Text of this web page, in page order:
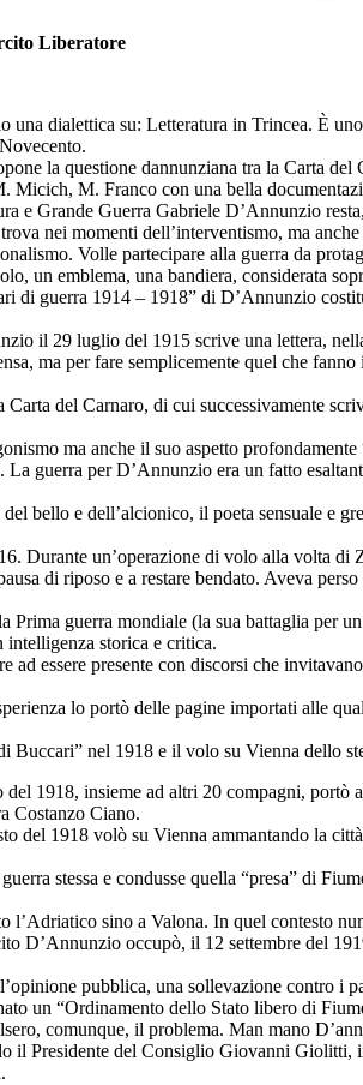
Liberatore
dialettica su: Letteratura in Trincea. È
la questione dannunziana tra la Carta
M. Franco con una bella
e Grande Guerra Gabriele D’Annunzio
nei momenti dell’interventismo, ma
Volle partecipare alla guerra da
un emblema, una bandiera, considerata
di guerra 1914 – 1918” di D’Annunzio
il 29 luglio del 1915 scrive una lettera,
ma per fare semplicemente quel che
del Carnaro, di cui successivamente
ma anche il suo aspetto
guerra per D’Annunzio era un fatto
bello e dell’alcionico, il poeta sensuale e
Durante un’operazione di volo alla volta
di riposo e a restare bendato. Aveva
guerra mondiale (la sua battaglia per
storica e critica.
essere presente con discorsi che
lo portò delle pagine importati alle
Buccari” nel 1918 e il volo su Vienna dello
1918, insieme ad altri 20 compagni,
Costanzo Ciano.
del 1918 volò su Vienna ammantando la
stessa e condusse quella “presa” di
sino a Valona. In quel contesto
D’Annunzio occupò, il 12 settembre del
pubblica, una sollevazione contro
un “Ordinamento dello Stato libero di
comunque, il problema. Man mano
il Presidente del Consiglio Giovanni